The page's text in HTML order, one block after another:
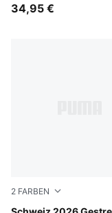
34,95 €
2 FARBEN